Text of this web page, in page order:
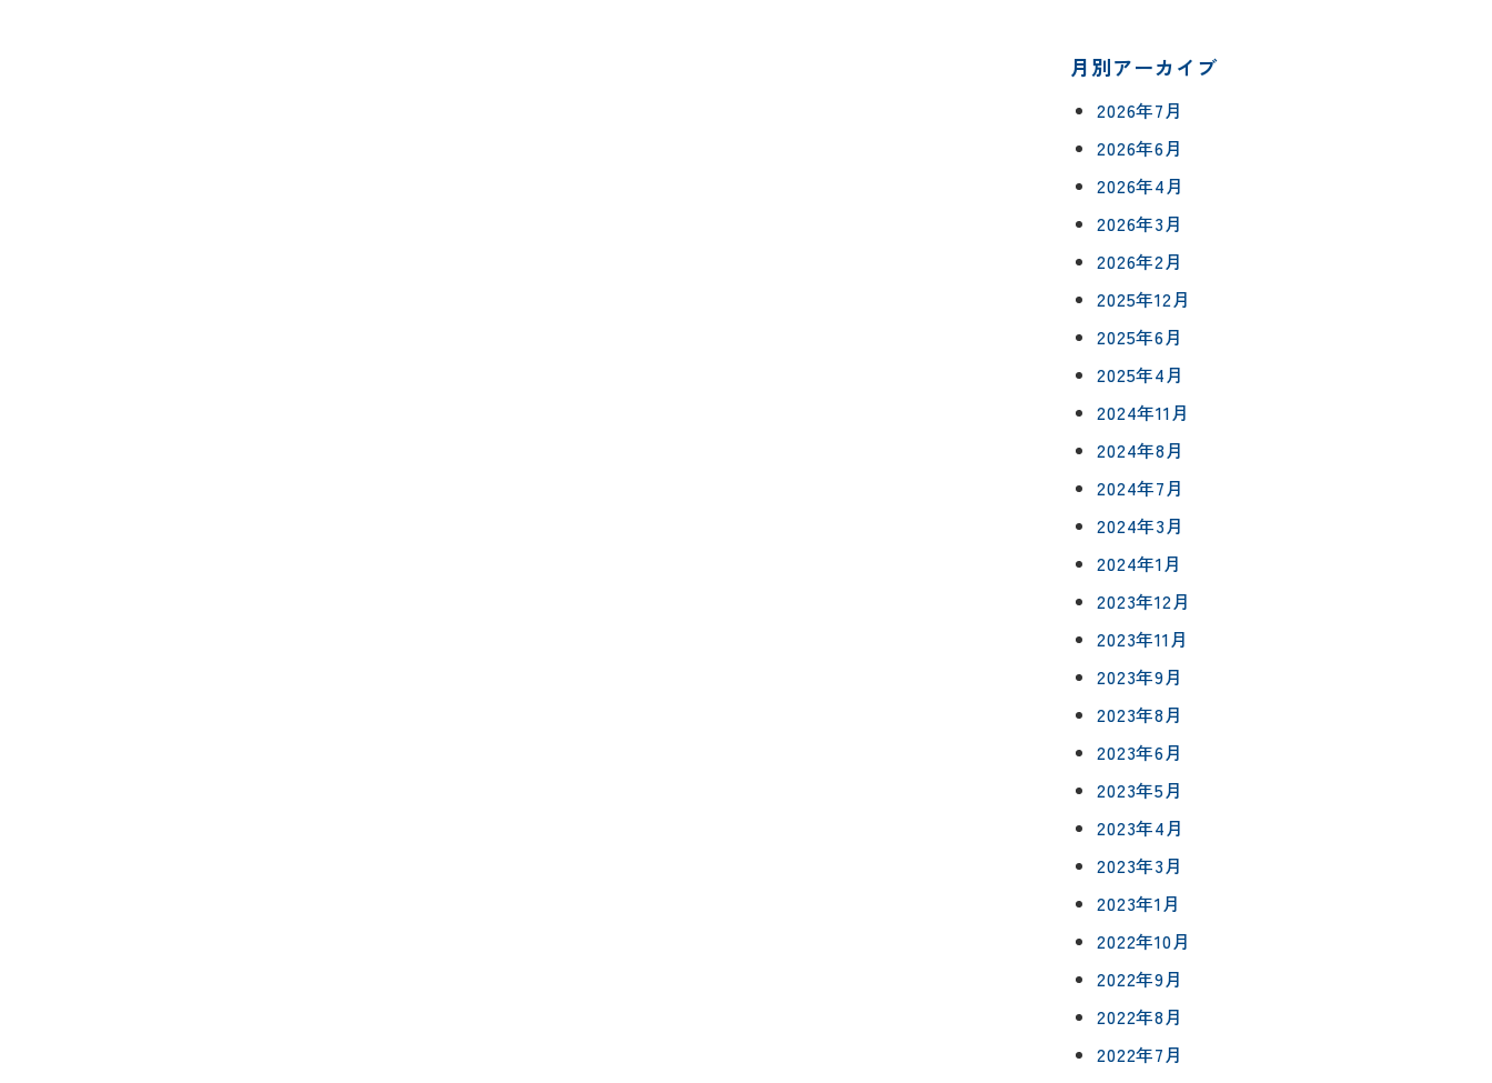
ハウジングボックス について
月別アーカイブ
2026年7月
2026年6月
2026年4月
2026年3月
2026年2月
2025年12月
2025年6月
2025年4月
2024年11月
2024年8月
2024年7月
2024年3月
2024年1月
2023年12月
2023年11月
2023年9月
2023年8月
2023年6月
2023年5月
2023年4月
2023年3月
2023年1月
2022年10月
2022年9月
2022年8月
2022年7月